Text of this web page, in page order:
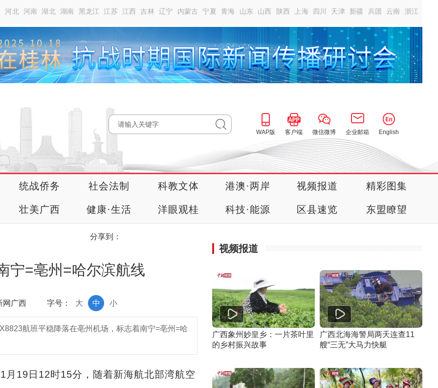
河北 河南 湖北 湖南 黑龙江 江苏 江西 吉林 辽宁 内蒙古 宁夏 青海 山东 山西 陕西 上海 四川 天津 新疆 兵团 云南 浙江
WAP版 客户端 微信微博 企业邮箱 English
统战侨务 社会法制 科教文体 港澳·两岸 视频报道 精彩图集
壮美广西 健康·生活 洋眼观桂 科技·能源 区县速览 东盟瞭望
分享到：
宁=亳州=哈尔滨航线
广西 字号： 小
中
大
航班平稳降落在亳州机场，标志着南宁=亳州=哈
19日12时15分，随着新海航北部湾航空
视频报道
广西象州妙皇乡：一片茶叶里
的乡村振兴故事
广西北海海警局两天连查11
艘“三无”大马力快艇